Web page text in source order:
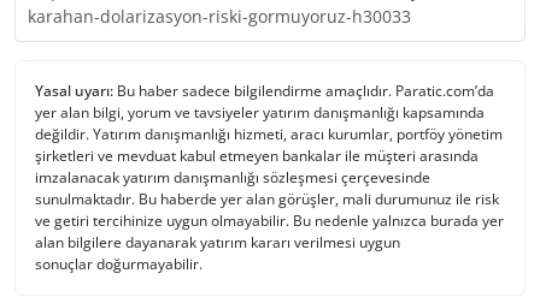
karahan-dolarizasyon-riski-gormuyoruz-h30033
Yasal uyarı: Bu haber sadece bilgilendirme amaçlıdır. Paratic.com’da
yer alan bilgi, yorum ve tavsiyeler yatırım danışmanlığı kapsamında
değildir. Yatırım danışmanlığı hizmeti, aracı kurumlar, portföy yönetim
şirketleri ve mevduat kabul etmeyen bankalar ile müşteri arasında
imzalanacak yatırım danışmanlığı sözleşmesi çerçevesinde
sunulmaktadır. Bu haberde yer alan görüşler, mali durumunuz ile risk
ve getiri tercihinize uygun olmayabilir. Bu nedenle yalnızca burada yer
alan bilgilere dayanarak yatırım kararı verilmesi uygun
sonuçlar doğurmayabilir.